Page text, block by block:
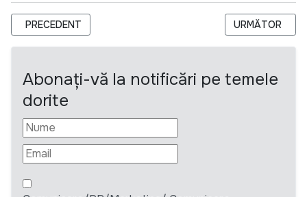
ARTICOL PRECEDENT: UNFPA PROGRAMME FINANCE
PRECEDENT ARTICOLUL
URMĂTOR
Abonați-vă la notificări pe temele
dorite